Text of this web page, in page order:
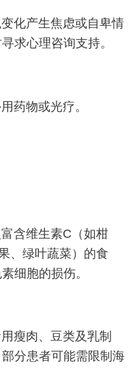
化产生焦虑或自卑情
求心理咨询支持。
药物或光疗。
含维生素C（如柑
、绿叶蔬菜）的食
细胞的损伤。
瘦肉、豆类及乳制
分患者可能需限制海